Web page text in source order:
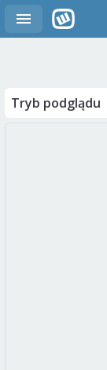
Tryb podglądu